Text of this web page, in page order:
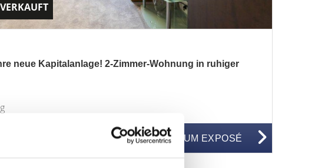
VERKAUFT
neue Kapitalanlage! 2-Zimmer-Wohnung in ruhiger
ZUM EXPOSÉ